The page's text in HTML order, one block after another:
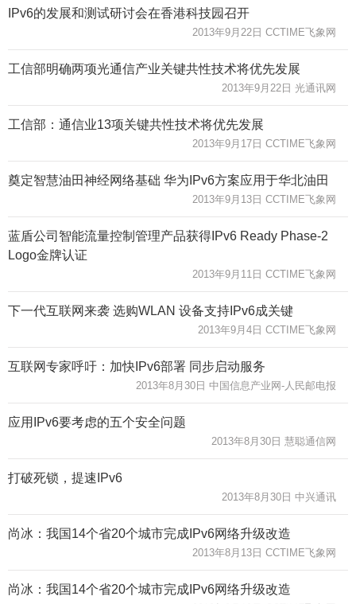
IPv6的发展和测试研讨会在香港科技园召开
2013年9月22日 CCTIME飞象网
工信部明确两项光通信产业关键共性技术将优先发展
2013年9月22日 光通讯网
工信部：通信业13项关键共性技术将优先发展
2013年9月17日 CCTIME飞象网
奠定智慧油田神经网络基础 华为IPv6方案应用于华北油田
2013年9月13日 CCTIME飞象网
蓝盾公司智能流量控制管理产品获得IPv6 Ready Phase-2
Logo金牌认证
2013年9月11日 CCTIME飞象网
下一代互联网来袭 选购WLAN 设备支持IPv6成关键
2013年9月4日 CCTIME飞象网
互联网专家呼吁：加快IPv6部署 同步启动服务
2013年8月30日 中国信息产业网-人民邮电报
应用IPv6要考虑的五个安全问题
2013年8月30日 慧聪通信网
打破死锁，提速IPv6
2013年8月30日 中兴通讯
尚冰：我国14个省20个城市完成IPv6网络升级改造
2013年8月13日 CCTIME飞象网
尚冰：我国14个省20个城市完成IPv6网络升级改造